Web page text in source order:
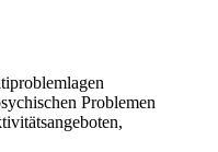
Problemen